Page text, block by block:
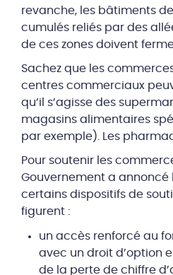
revanche, les bâtiments
cumulés reliés par des
de ces zones doivent
Sachez que les
centres commerciaux
qu’il s’agisse des
magasins alimentaires
par exemple). Les
Pour soutenir les
Gouvernement a annoncé
certains dispositifs de
figurent :
un accès renforcé au
avec un droit d’option
de la perte de chiffre